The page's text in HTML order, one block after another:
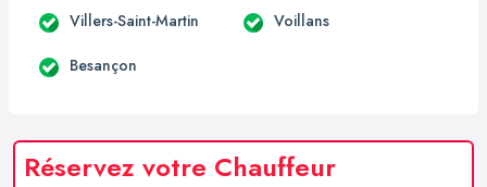
Villers-Saint-Martin Voillans
Besançon
Réservez votre Chauffeur